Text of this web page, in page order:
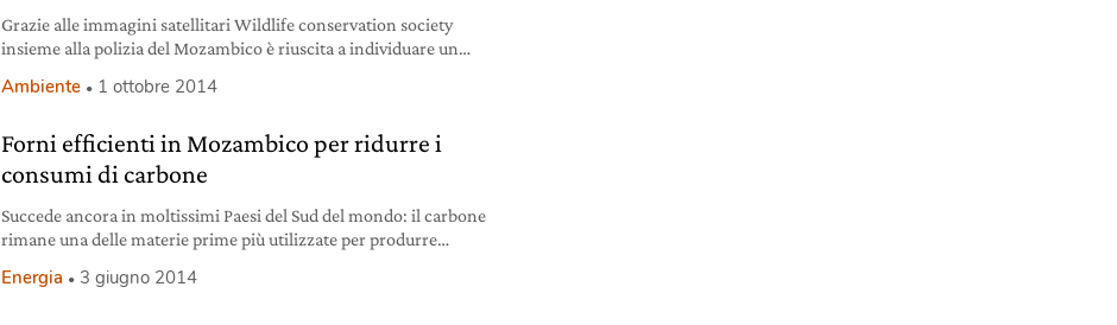
Grazie alle immagini satellitari Wildlife conservation society
insieme alla polizia del Mozambico è riuscita a individuare un
Ambiente 1 ottobre 2014
Forni efficienti in Mozambico per ridurre i
consumi di carbone
Succede ancora in moltissimi Paesi del Sud del mondo: il carbone
rimane una delle materie prime più utilizzate per produrre
delle città o delle aree rurali. Per questo motivo nasce il progetto
Energia 3 giugno 2014